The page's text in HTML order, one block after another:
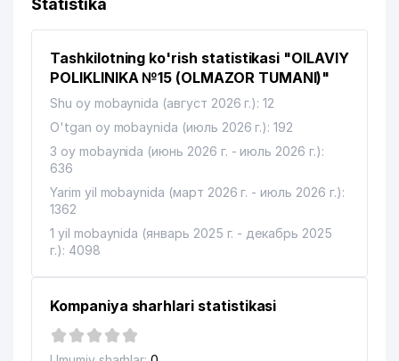
Statistika
Tashkilotning ko'rish statistikasi "OILAVIY
POLIKLINIKA №15 (OLMAZOR TUMANI)"
Shu oy mobaynida (август 2026 г.): 12
O'tgan oy mobaynida (июль 2026 г.): 192
3 oy mobaynida (июнь 2026 г. - июль 2026 г.):
636
Yarim yil mobaynida (март 2026 г. - июль 2026 г.):
1362
1 yil mobaynida (январь 2025 г. - декабрь 2025
г.): 4098
Kompaniya sharhlari statistikasi